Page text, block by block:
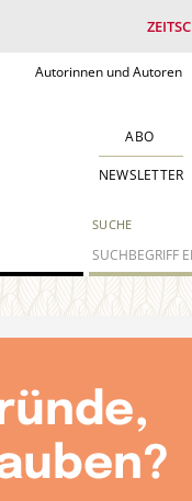
Autorinnen und Autoren
SUCHE
ABO
NEWSLETTER